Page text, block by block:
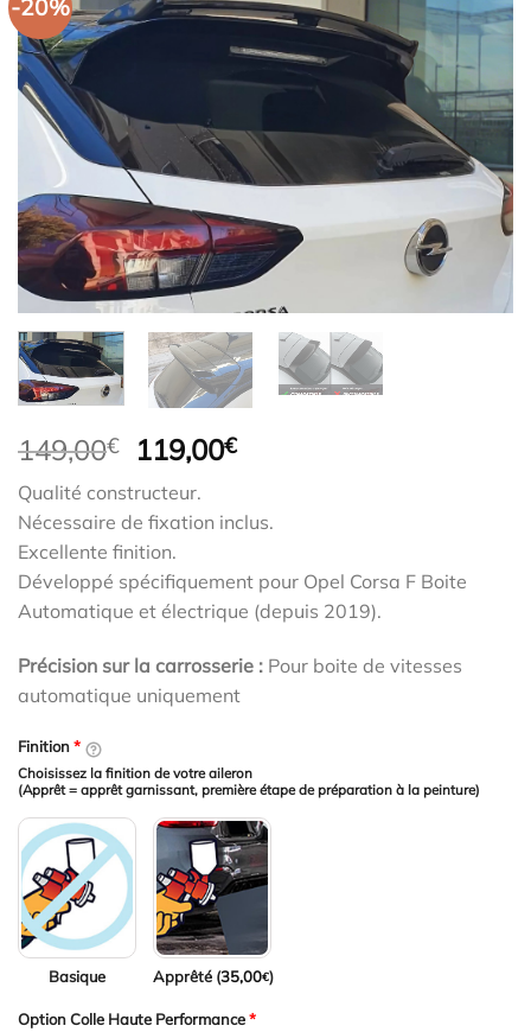
-20%
149,00€
Le
prix
initial
était :
149,00€.
119,00€Le
actuel
est :
Qualité constructeur.
Nécessaire de fixation inclus.
Excellente finition.
Développé spécifiquement pour Opel Corsa F Boite
Automatique et électrique (depuis 2019).
Précision sur la carrosserie : Pour boite de vitesses
automatique uniquement
Finition*
Choisissez la finition de votre aileron
(Apprêt = apprêt garnissant, première étape de préparation à la peinture)
Basique Apprêté (35,00€)
Option Colle Haute Performance*